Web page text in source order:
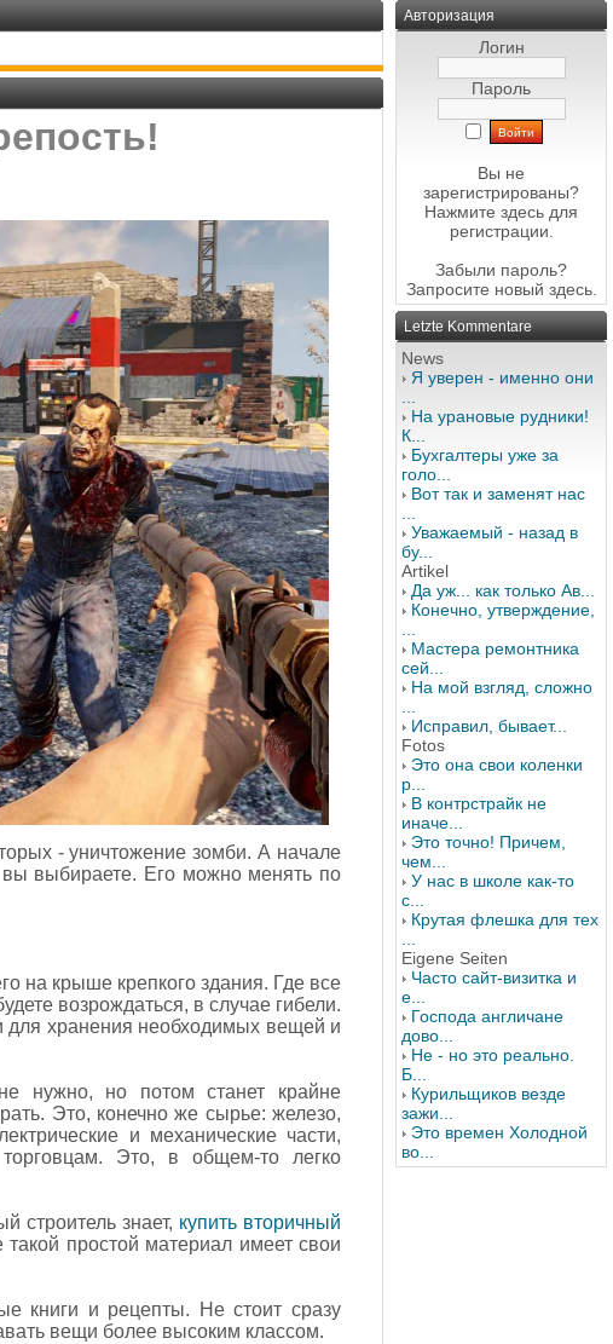
- уничтожение зомби. А начале
вы выбираете. Его можно менять по
на крыше крепкого здания. Где все
возрождаться, в случае гибели.
для хранения необходимых вещей и
нужно, но потом станет крайне
Это, конечно же сырье: железо,
и механические части,
Это, в общем-то легко
строитель знает, купить вторичный
простой материал имеет свои
книги и рецепты. Не стоит сразу
вещи более высоким классом.
Авторизация
Логин
Пароль
Вы не
зарегистрированы?
Нажмите здесь для
регистрации.
Забыли пароль?
Запросите новый здесь.
Letzte Kommentare
News
Я уверен - именно они
На урановые рудники!
К...
Бухгалтеры уже за
голо...
Вот так и заменят нас
Уважаемый - назад в
бу...
Artikel
Да уж... как только Ав...
Конечно, утверждение,
Мастера ремонтника
сей...
На мой взгляд, сложно
Исправил, бывает...
Fotos
Это она свои коленки
р...
В контрстрайк не
иначе...
Это точно! Причем,
чем...
У нас в школе как-то
с...
Крутая флешка для тех
Eigene Seiten
Часто сайт-визитка и
е...
Господа англичане
дово...
Не - но это реально.
Б...
Курильщиков везде
зажи...
Это времен Холодной
во...